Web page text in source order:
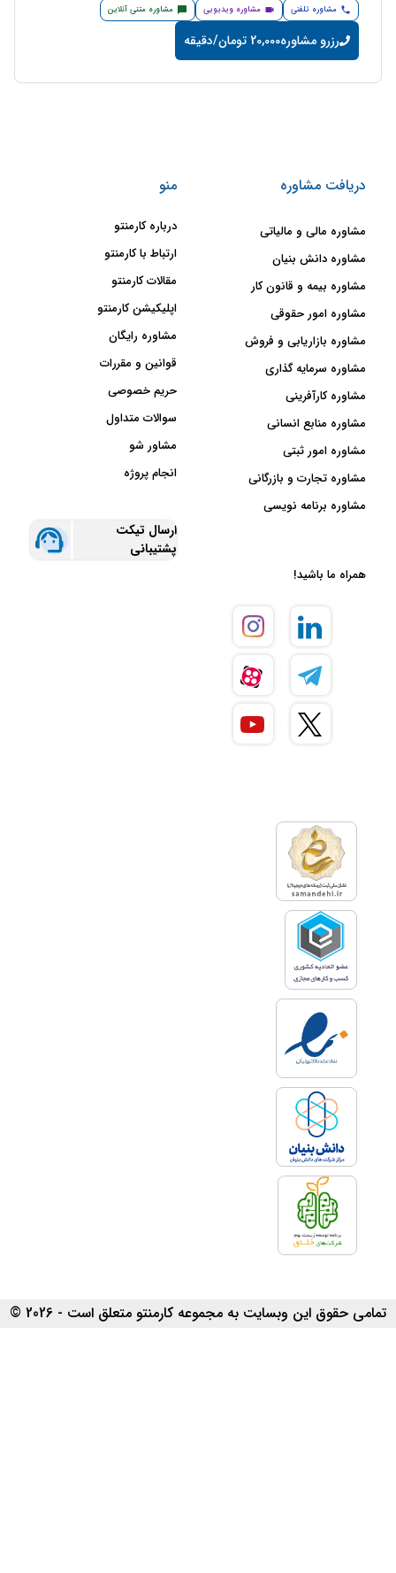
مشاوره تلفنی مشاوره ویدیویی مشاوره متنی آنلاین
رزرو مشاوره20,000 تومان/دقیقه
دریافت مشاوره
مشاوره مالی و مالیاتی
مشاوره دانش بنیان
مشاوره بیمه و قانون کار
مشاوره امور حقوقی
مشاوره بازاریابی و فروش
مشاوره سرمایه گذاری
مشاوره کارآفرینی
مشاوره منابع انسانی
مشاوره امور ثبتی
مشاوره تجارت و بازرگانی
مشاوره برنامه نویسی
منو
درباره کارمنتو
ارتباط با کارمنتو
مقالات کارمنتو
اپلیکیشن کارمنتو
مشاوره رایگان
قوانین و مقررات
حریم خصوصی
سوالات متداول
مشاور شو
انجام پروژه
ارسال تیکت
پشتیبانی
همراه ما باشید!
تمامی حقوق این وبسایت به مجموعه کارمنتو متعلق است - 2026 ©